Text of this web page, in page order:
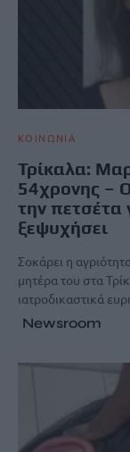
ΚΟΙΝΩΝΙΑ
Τρίκαλα:
54χρονης –
την πετσέτα
ξεψυχήσει
Σοκάρει η
μητέρα του στα
ιατροδικαστικά
Newsroom